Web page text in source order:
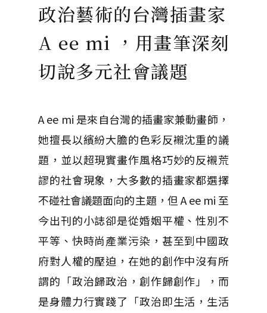
政治藝術的台灣插畫家
A ee mi ，用畫筆深刻
切說多元社會議題
A ee mi 是來自台灣的插畫家兼動畫師，
她擅長以繽紛大膽的色彩反襯沈重的議
題，並以超現實畫作風格巧妙的反襯荒
謬的社會現象，大多數的插畫家都選擇
不碰社會議題面向的主題，但 A ee mi 至
今出刊的小誌卻是從婚姻平權、性別不
平等、快時尚產業污染，甚至到中國政
府對人權的壓迫，在她的創作中沒有所
謂的「政治歸政治，創作歸創作」，而
是身體力行實踐了「政治即生活，生活